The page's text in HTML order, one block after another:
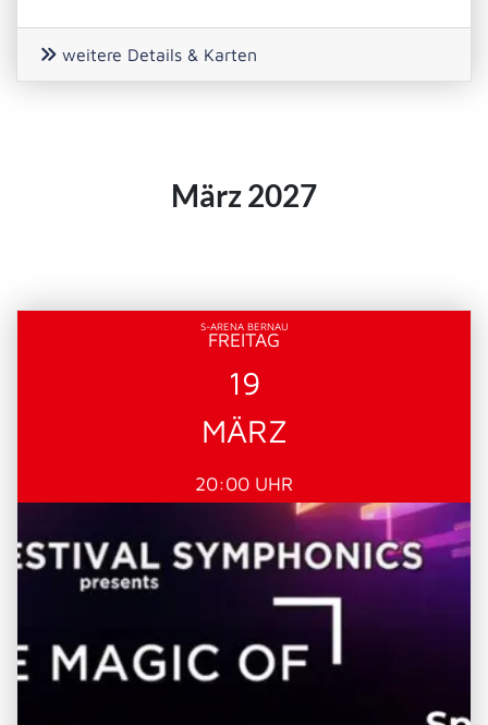
weitere Details & Karten
März 2027
S-ARENA BERNAU
FREITAG
19
MÄRZ
20:00 UHR